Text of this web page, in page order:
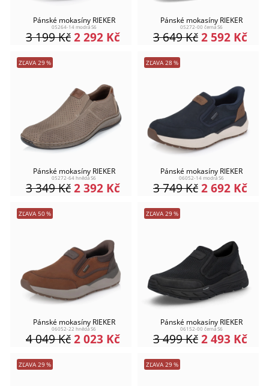
Pánské mokasíny RIEKER
05264-14 modrá S6
2 292 Kč
3 199Kč
Pánské mokasíny RIEKER
05272-00 černá S6
2 592 Kč
3 649Kč
ZĽAVA 29%
Pánské mokasíny RIEKER
05272-64 hnědá S6
2 392 Kč
3 349Kč
ZĽAVA 28%
Pánské mokasíny RIEKER
06052-14 modrá S6
2 692 Kč
3 749Kč
ZĽAVA 50%
Pánské mokasíny RIEKER
06052-22 hnědá S6
2 023 Kč
4 049Kč
ZĽAVA 29%
Pánské mokasíny RIEKER
06152-00 černá S6
2 493 Kč
3 499Kč
ZĽAVA 29% ZĽAVA 29%